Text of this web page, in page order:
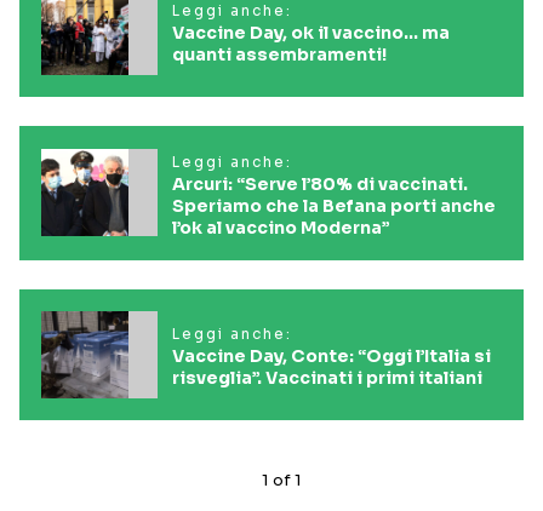
Leggi anche:
Vaccine Day, ok il vaccino... ma
quanti assembramenti!
Leggi anche:
Arcuri: “Serve l’80% di vaccinati.
Speriamo che la Befana porti anche
l’ok al vaccino Moderna”
Leggi anche:
Vaccine Day, Conte: “Oggi l’Italia si
risveglia”. Vaccinati i primi italiani
1 of1